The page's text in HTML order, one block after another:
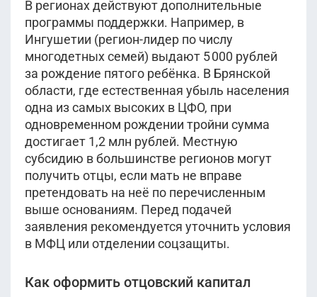
В регионах действуют дополнительные
программы поддержки. Например, в
Ингушетии (регион-лидер по числу
многодетных семей) выдают 5 000 рублей
за рождение пятого ребёнка. В Брянской
области, где естественная убыль населения
одна из самых высоких в ЦФО, при
одновременном рождении тройни сумма
достигает 1,2 млн рублей. Местную
субсидию в большинстве регионов могут
получить отцы, если мать не вправе
претендовать на неё по перечисленным
выше основаниям. Перед подачей
заявления рекомендуется уточнить условия
в МФЦ или отделении соцзащиты.
Как оформить отцовский капитал